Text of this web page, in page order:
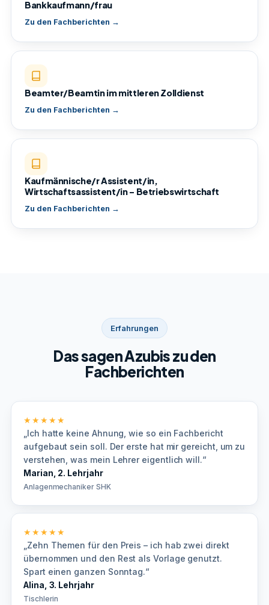
Bankkaufmann/frau
Zu den Fachberichten →
Beamter/Beamtin im mittleren Zolldienst
Zu den Fachberichten →
Kaufmännische/r Assistent/in,
Wirtschaftsassistent/in – Betriebswirtschaft
Zu den Fachberichten →
Erfahrungen
Das sagen Azubis zu den
Fachberichten
★★★★★
„Ich hatte keine Ahnung, wie so ein Fachbericht
aufgebaut sein soll. Der erste hat mir gereicht, um zu
verstehen, was mein Lehrer eigentlich will.“
Marian, 2. Lehrjahr
Anlagenmechaniker SHK
★★★★★
„Zehn Themen für den Preis – ich hab zwei direkt
übernommen und den Rest als Vorlage genutzt.
Spart einen ganzen Sonntag.“
Alina, 3. Lehrjahr
Tischlerin